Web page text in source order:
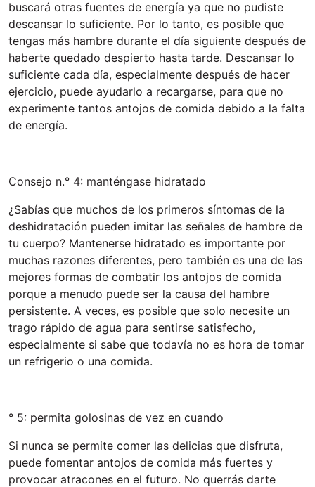
buscará otras fuentes de energía ya que no pudiste
descansar lo suficiente. Por lo tanto, es posible que
tengas más hambre durante el día siguiente después de
haberte quedado despierto hasta tarde. Descansar lo
suficiente cada día, especialmente después de hacer
ejercicio, puede ayudarlo a recargarse, para que no
experimente tantos antojos de comida debido a la falta
de energía.
Consejo n.° 4: manténgase hidratado
¿Sabías que muchos de los primeros síntomas de la
deshidratación pueden imitar las señales de hambre de
tu cuerpo? Mantenerse hidratado es importante por
muchas razones diferentes, pero también es una de las
mejores formas de combatir los antojos de comida
porque a menudo puede ser la causa del hambre
persistente. A veces, es posible que solo necesite un
trago rápido de agua para sentirse satisfecho,
especialmente si sabe que todavía no es hora de tomar
un refrigerio o una comida.
° 5: permita golosinas de vez en cuando
Si nunca se permite comer las delicias que disfruta,
puede fomentar antojos de comida más fuertes y
provocar atracones en el futuro. No querrás darte